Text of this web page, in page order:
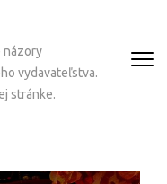
názory
vydavateľstva.
stránke.